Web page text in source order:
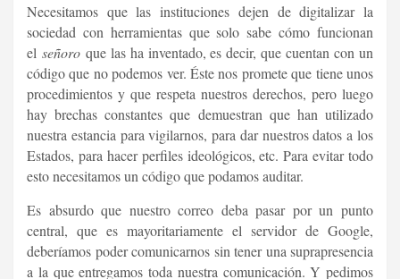
Necesitamos que las instituciones dejen de digitalizar la
sociedad con herramientas que solo sabe cómo funcionan
el señoroque las ha inventado, es decir, que cuentan con un
código que no podemos ver. Éste nos promete que tiene unos
procedimientos y que respeta nuestros derechos, pero luego
hay brechas constantes que demuestran que han utilizado
nuestra estancia para vigilarnos, para dar nuestros datos a los
Estados, para hacer perfiles ideológicos, etc. Para evitar todo
esto necesitamos un código que podamos auditar.
Es absurdo que nuestro correo deba pasar por un punto
central, que es mayoritariamente el servidor de Google,
deberíamos poder comunicarnos sin tener una suprapresencia
a la que entregamos toda nuestra comunicación. Y pedimos